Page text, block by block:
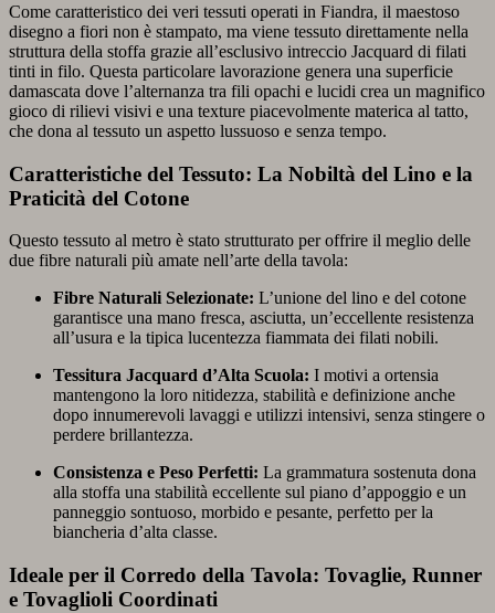
Come caratteristico dei veri tessuti operati in Fiandra, il maestoso
disegno a fiori non è stampato, ma viene tessuto direttamente nella
struttura della stoffa grazie all’esclusivo intreccio Jacquard di filati
tinti in filo. Questa particolare lavorazione genera una superficie
damascata dove l’alternanza tra fili opachi e lucidi crea un magnifico
gioco di rilievi visivi e una texture piacevolmente materica al tatto,
che dona al tessuto un aspetto lussuoso e senza tempo.
Caratteristiche del Tessuto: La Nobiltà del Lino e la
Praticità del Cotone
Questo tessuto al metro è stato strutturato per offrire il meglio delle
due fibre naturali più amate nell’arte della tavola:
Fibre Naturali Selezionate: L’unione del lino e del cotone
garantisce una mano fresca, asciutta, un’eccellente resistenza
all’usura e la tipica lucentezza fiammata dei filati nobili.
Tessitura Jacquard d’Alta Scuola: I motivi a ortensia
mantengono la loro nitidezza, stabilità e definizione anche
dopo innumerevoli lavaggi e utilizzi intensivi, senza stingere o
perdere brillantezza.
Consistenza e Peso Perfetti: La grammatura sostenuta dona
alla stoffa una stabilità eccellente sul piano d’appoggio e un
panneggio sontuoso, morbido e pesante, perfetto per la
biancheria d’alta classe.
Ideale per il Corredo della Tavola: Tovaglie, Runner
e Tovaglioli Coordinati